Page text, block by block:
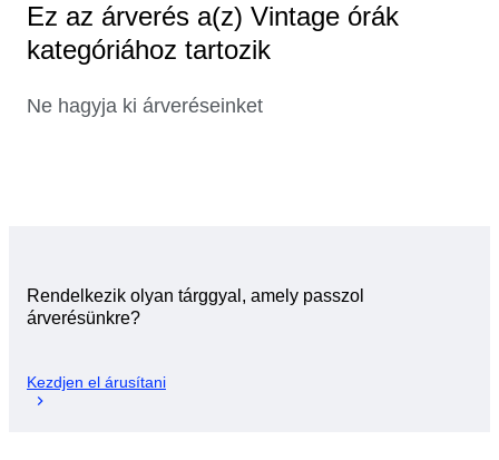
Ez az árverés a(z) Vintage órák
kategóriához tartozik
Ne hagyja ki árveréseinket
Rendelkezik olyan tárggyal, amely passzol
árverésünkre?
Kezdjen el árusítani